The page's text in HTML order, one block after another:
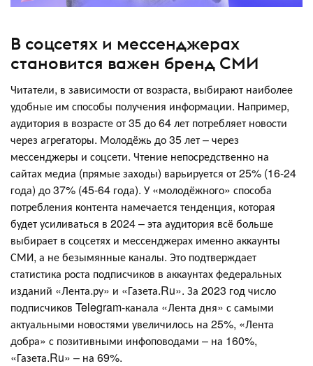
В соцсетях и мессенджерах
становится важен бренд СМИ
Читатели, в зависимости от возраста, выбирают наиболее
удобные им способы получения информации. Например,
аудитория в возрасте от 35 до 64 лет потребляет новости
через агрегаторы. Молодёжь до 35 лет – через
мессенджеры и соцсети. Чтение непосредственно на
сайтах медиа (прямые заходы) варьируется от 25% (16-24
года) до 37% (45-64 года). У «молодёжного» способа
потребления контента намечается тенденция, которая
будет усиливаться в 2024 – эта аудитория всё больше
выбирает в соцсетях и мессенджерах именно аккаунты
СМИ, а не безымянные каналы. Это подтверждает
статистика роста подписчиков в аккаунтах федеральных
изданий «Лента.ру» и «Газета.Ru». За 2023 год число
подписчиков Telegram-канала «Лента дня» с самыми
актуальными новостями увеличилось на 25%, «Лента
добра» с позитивными инфоповодами – на 160%,
«Газета.Ru» – на 69%.